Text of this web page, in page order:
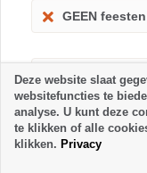
GEEN
GEEN
Deze website slaat
websitefuncties te
analyse. U kunt deze
te klikken of alle
klikken. Privacy